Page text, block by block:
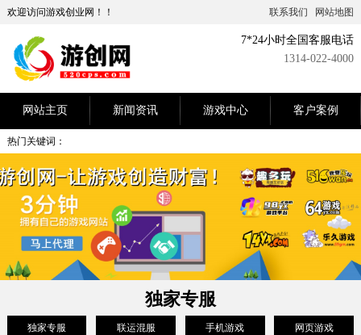
欢迎访问游戏创业网！！ 联系我们 网站地图
7*24小时全国客服电话
1314-022-4000
网站主页 新闻资讯 游戏中心 客户案例
热门关键词：
独家专服
独家专服 联运混服 手机游戏 网页游戏